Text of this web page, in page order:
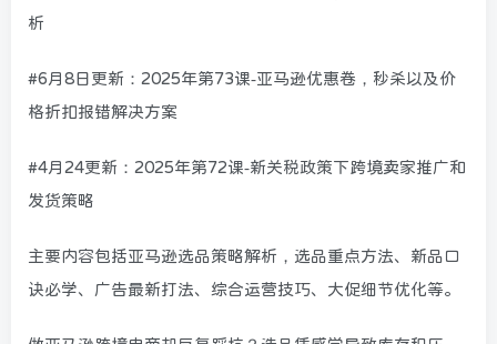
析
#6月8日更新：2025年第73课-亚马逊优惠卷，秒杀以及价
格折扣报错解决方案
#4月24更新：2025年第72课-新关税政策下跨境卖家推广和
发货策略
主要内容包括亚马逊选品策略解析，选品重点方法、新品口
诀必学、广告最新打法、综合运营技巧、大促细节优化等。